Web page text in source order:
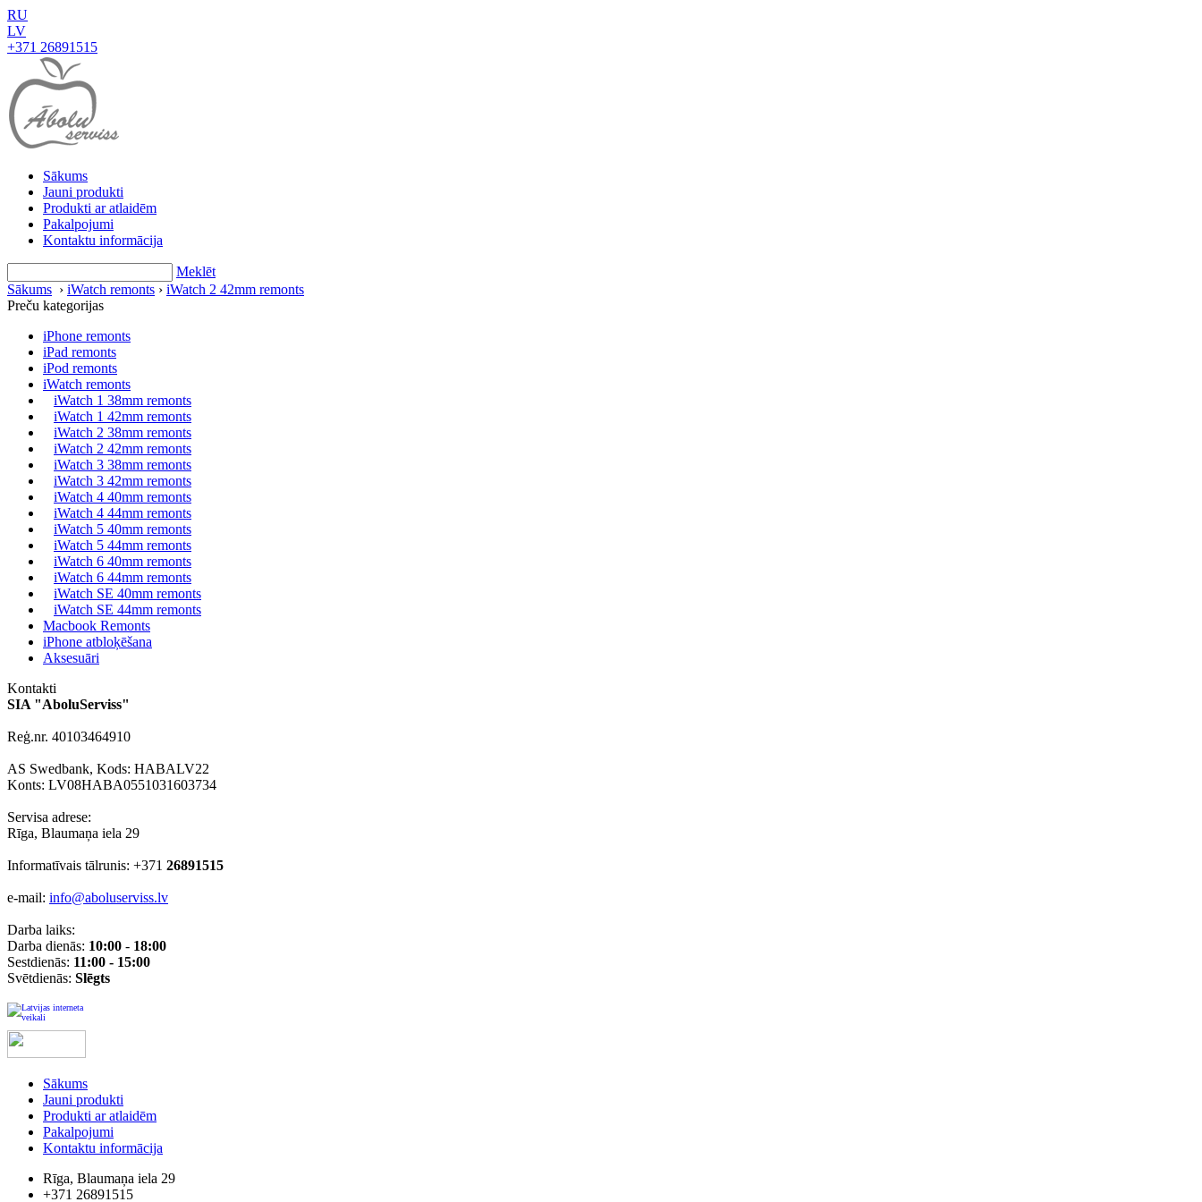
RU
LV
+371 26891515
Sākums
Jauni produkti
Produkti ar atlaidēm
Pakalpojumi
Kontaktu informācija
Meklēt
Sākums › iWatch remonts › iWatch 2 42mm remonts
Preču kategorijas
iPhone remonts
iPad remonts
iPod remonts
iWatch remonts
iWatch 1 38mm remonts
iWatch 1 42mm remonts
iWatch 2 38mm remonts
iWatch 2 42mm remonts
iWatch 3 38mm remonts
iWatch 3 42mm remonts
iWatch 4 40mm remonts
iWatch 4 44mm remonts
iWatch 5 40mm remonts
iWatch 5 44mm remonts
iWatch 6 40mm remonts
iWatch 6 44mm remonts
iWatch SE 40mm remonts
iWatch SE 44mm remonts
Macbook Remonts
iPhone atbloķēšana
Aksesuāri
Kontakti
SIA "AboluServiss"
Reģ.nr. 40103464910
AS Swedbank, Kods: HABALV22
Konts: LV08HABA0551031603734
Servisa adrese:
Rīga, Blaumaņa iela 29
Informatīvais tālrunis: +371 26891515
e-mail: info@aboluserviss.lv
Darba laiks:
Darba dienās: 10:00 - 18:00
Sestdienās: 11:00 - 15:00
Svētdienās: Slēgts
Sākums
Jauni produkti
Produkti ar atlaidēm
Pakalpojumi
Kontaktu informācija
Rīga, Blaumaņa iela 29
+371 26891515